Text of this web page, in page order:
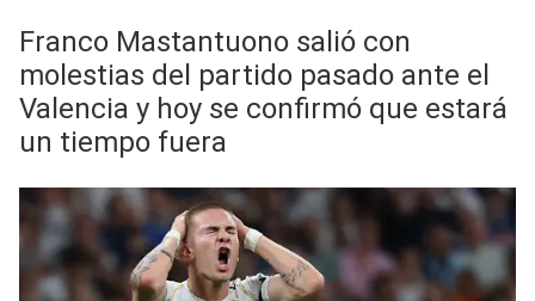
Franco Mastantuono salió con
molestias del partido pasado ante el
Valencia y hoy se confirmó que estará
un tiempo fuera